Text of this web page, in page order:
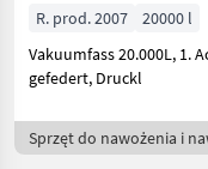
R. prod. 2007
20000 l
Vakuumfass 20.000L, 1.
gefedert, Druckl
Sprzęt do nawożenia i